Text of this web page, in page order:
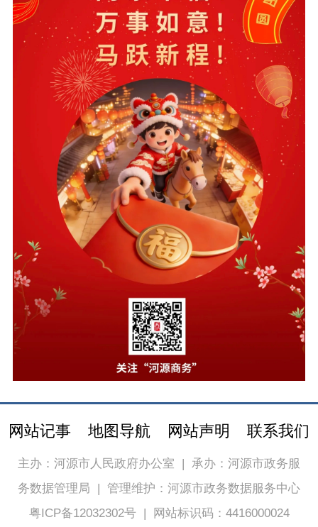
网站记事 地图导航 网站声明 联系我们
主办：河源市人民政府办公室 | 承办：河源市政务服
务数据管理局 | 管理维护：河源市政务数据服务中心
粤ICP备12032302号| 网站标识码：4416000024